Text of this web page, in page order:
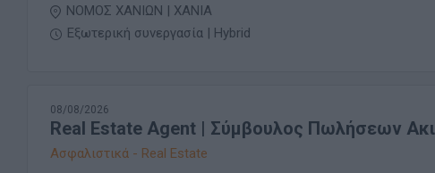
ΝΟΜΟΣ ΧΑΝΙΩΝ | ΧΑΝΙΑ
Εξωτερική συνεργασία | Hybrid
08/08/2026
Real Estate Agent | Σύμβουλος Πωλήσεων
Ασφαλιστικά - Real Estate